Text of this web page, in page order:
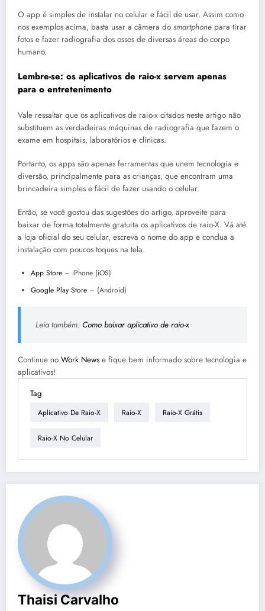
O app é simples de instalar no celular e fácil de usar. Assim como
nos exemplos acima, basta usar a câmera do smartphone para tirar
fotos e fazer radiografia dos ossos de diversas áreas do corpo
humano.
Lembre-se: os aplicativos de raio-x servem apenas
para o entretenimento
Vale ressaltar que os aplicativos de raio-x citados neste artigo não
substituem as verdadeiras máquinas de radiografia que fazem o
exame em hospitais, laboratórios e clínicas.
Portanto, os apps são apenas ferramentas que unem tecnologia e
diversão, principalmente para as crianças, que encontram uma
brincadeira simples e fácil de fazer usando o celular.
Então, se você gostou das sugestões do artigo, aproveite para
baixar de forma totalmente gratuita os aplicativos de raio-X. Vá até
a loja oficial do seu celular, escreva o nome do app e conclua a
instalação com poucos toques na tela.
App Store – iPhone (iOS)
Google Play Store – (Android)
Leia também: Como baixar aplicativo de raio-x
Continue no Work News e fique bem informado sobre tecnologia e
aplicativos!
Tag
Aplicativo De Raio-X Raio-X Raio-X Grátis
Raio-X No Celular
Thaisi Carvalho